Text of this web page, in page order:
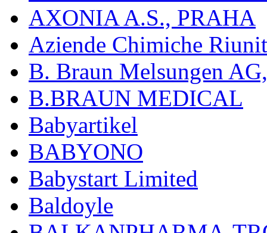
AXONIA A.S., PRAHA
Aziende Chimiche
B. Braun Melsungen
B.BRAUN MEDICAL
Babyartikel
BABYONO
Babystart Limited
Baldoyle